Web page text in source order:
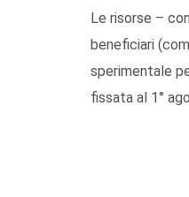
Le risorse –
beneficiari
sperimentale
fissata al 1°